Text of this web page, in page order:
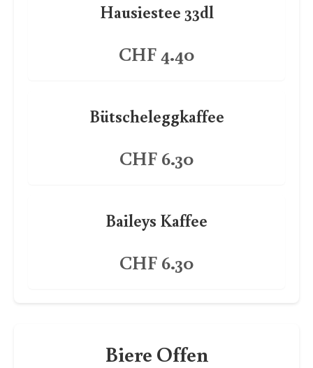
Hausiestee 33dl
CHF 4.40
Bütscheleggkaffee
CHF 6.30
Baileys Kaffee
CHF 6.30
Biere Offen